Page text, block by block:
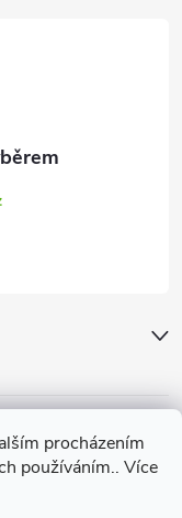
procházením
používáním.. Více